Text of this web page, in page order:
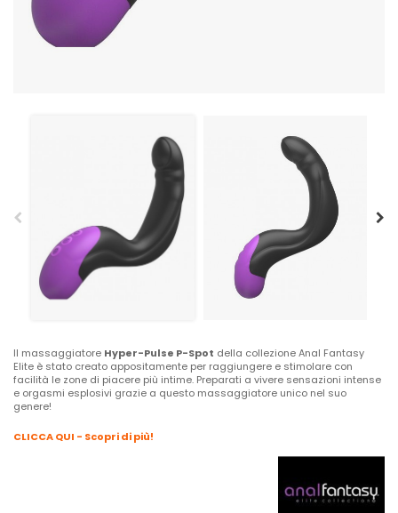
Il massaggiatore Hyper-Pulse P-Spot della collezione Anal Fantasy
Elite è stato creato appositamente per raggiungere e stimolare con
facilità le zone di piacere più intime. Preparati a vivere sensazioni intense
e orgasmi esplosivi grazie a questo massaggiatore unico nel suo
genere!
CLICCA QUI - Scopri di più!